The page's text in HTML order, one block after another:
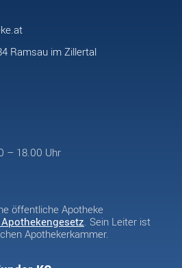
Ramsau im Zillertal
– 18.00 Uhr
öffentliche Apotheke
. Sein Leiter ist
Apothekerkammer.